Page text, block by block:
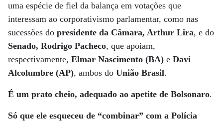
uma espécie de fiel da balança em votações que
interessam ao corporativismo parlamentar, como nas
sucessões do presidente da Câmara, Arthur Lira, e do
Senado, Rodrigo Pacheco, que apoiam,
respectivamente, Elmar Nascimento (BA) e Davi
Alcolumbre (AP), ambos do União Brasil.
É um prato cheio, adequado ao apetite de Bolsonaro.
Só que ele esqueceu de “combinar” com a Polícia